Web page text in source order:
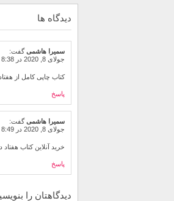
دیدگاه ها
سمیرا هاشمی گفت:
جولای 8, 2020 در 8:38 ق.ظ
کتاب چاپی کامل از
پاسخ
سمیرا هاشمی گفت:
جولای 8, 2020 در 8:49 ق.ظ
خرید آنلاین کتاب هفتاد
پاسخ
دیدگاهتان را